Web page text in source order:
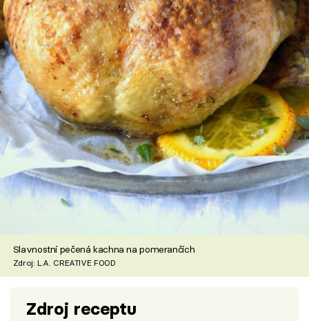
Slavnostní pečená kachna na pomerančích
Zdroj: L.A. CREATIVE FOOD
Zdroj receptu